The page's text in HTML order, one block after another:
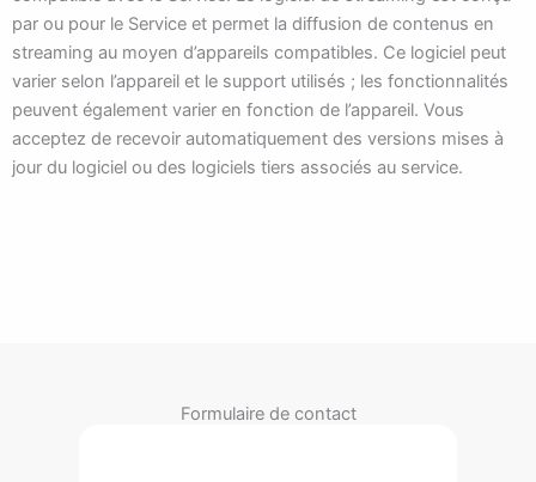
par ou pour le Service et permet la diffusion de contenus en
streaming au moyen d’appareils compatibles. Ce logiciel peut
varier selon l’appareil et le support utilisés ; les fonctionnalités
peuvent également varier en fonction de l’appareil. Vous
acceptez de recevoir automatiquement des versions mises à
jour du logiciel ou des logiciels tiers associés au service.
Formulaire de contact